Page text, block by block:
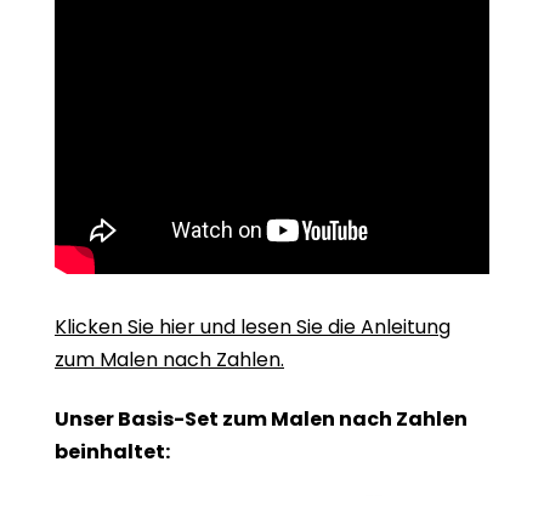
Klicken Sie hier und lesen Sie die Anleitung
zum Malen nach Zahlen.
Unser Basis-Set zum Malen nach Zahlen
beinhaltet: